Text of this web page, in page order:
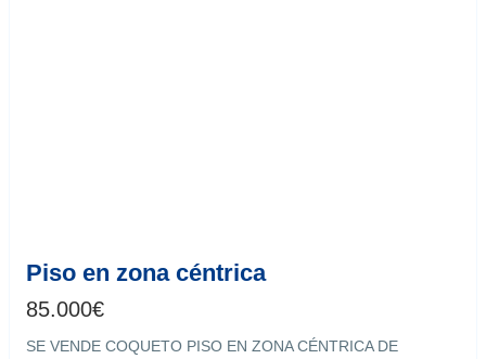
Piso en zona céntrica
85.000€
SE VENDE COQUETO PISO EN ZONA CÉNTRICA DE